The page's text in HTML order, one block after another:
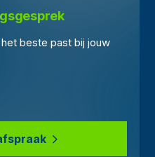
beste past bij jouw